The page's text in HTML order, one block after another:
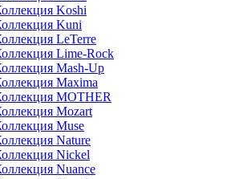
Koshi
Kuni
LeTerre
Lime-Rock
Mash-Up
Maxima
MOTHER
Mozart
Muse
Nature
Nickel
Nuance